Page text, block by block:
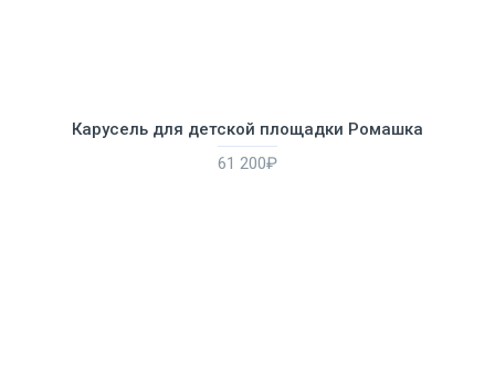
Карусель для детской площадки Ромашка
61 200₽